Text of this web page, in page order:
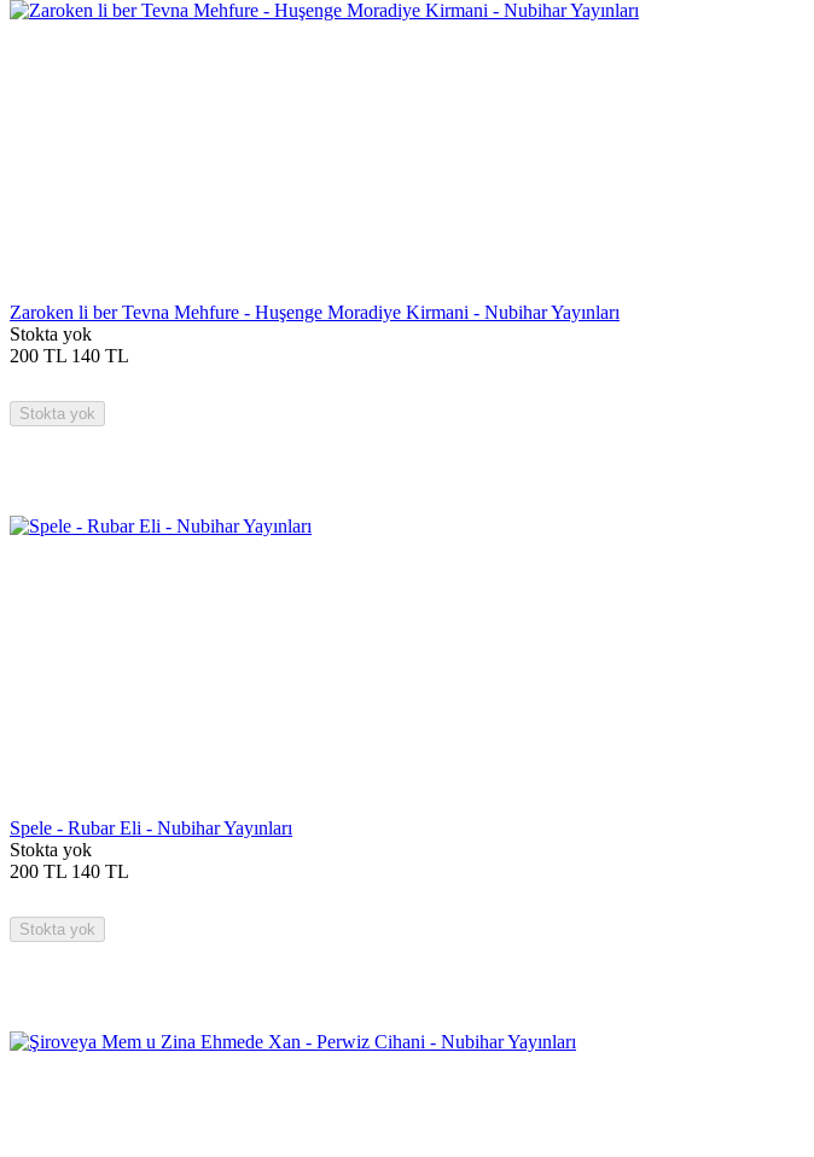
Zaroken li ber Tevna Mehfure - Huşenge Moradiye Kirmani - Nubihar Yayınları
Stokta yok
200 TL 140 TL
Stokta yok
Spele - Rubar Eli - Nubihar Yayınları
Stokta yok
200 TL 140 TL
Stokta yok